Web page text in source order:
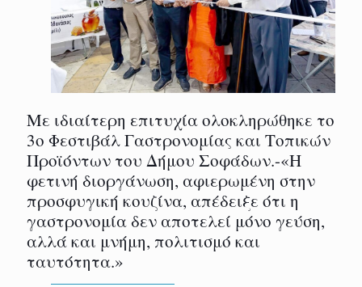
Με ιδιαίτερη επιτυχία ολοκληρώθηκε το
3ο Φεστιβάλ Γαστρονομίας και Τοπικών
Προϊόντων του Δήμου Σοφάδων.-«Η
φετινή διοργάνωση, αφιερωμένη στην
προσφυγική κουζίνα, απέδειξε ότι η
γαστρονομία δεν αποτελεί μόνο γεύση,
αλλά και μνήμη, πολιτισμό και
ταυτότητα.»